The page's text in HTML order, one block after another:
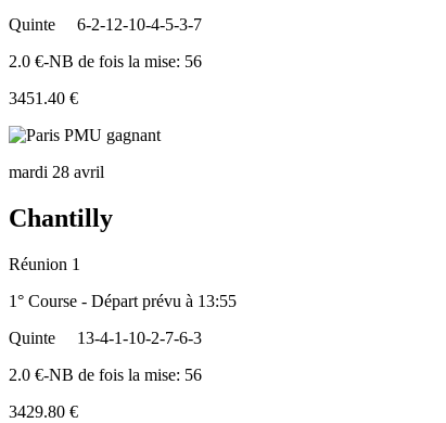
Quinte
6-2-12-10-4-5-3-7
2.0 €-NB de fois la mise: 56
3451.40 €
mardi 28 avril
Chantilly
Réunion 1
1° Course - Départ prévu à 13:55
Quinte
13-4-1-10-2-7-6-3
2.0 €-NB de fois la mise: 56
3429.80 €